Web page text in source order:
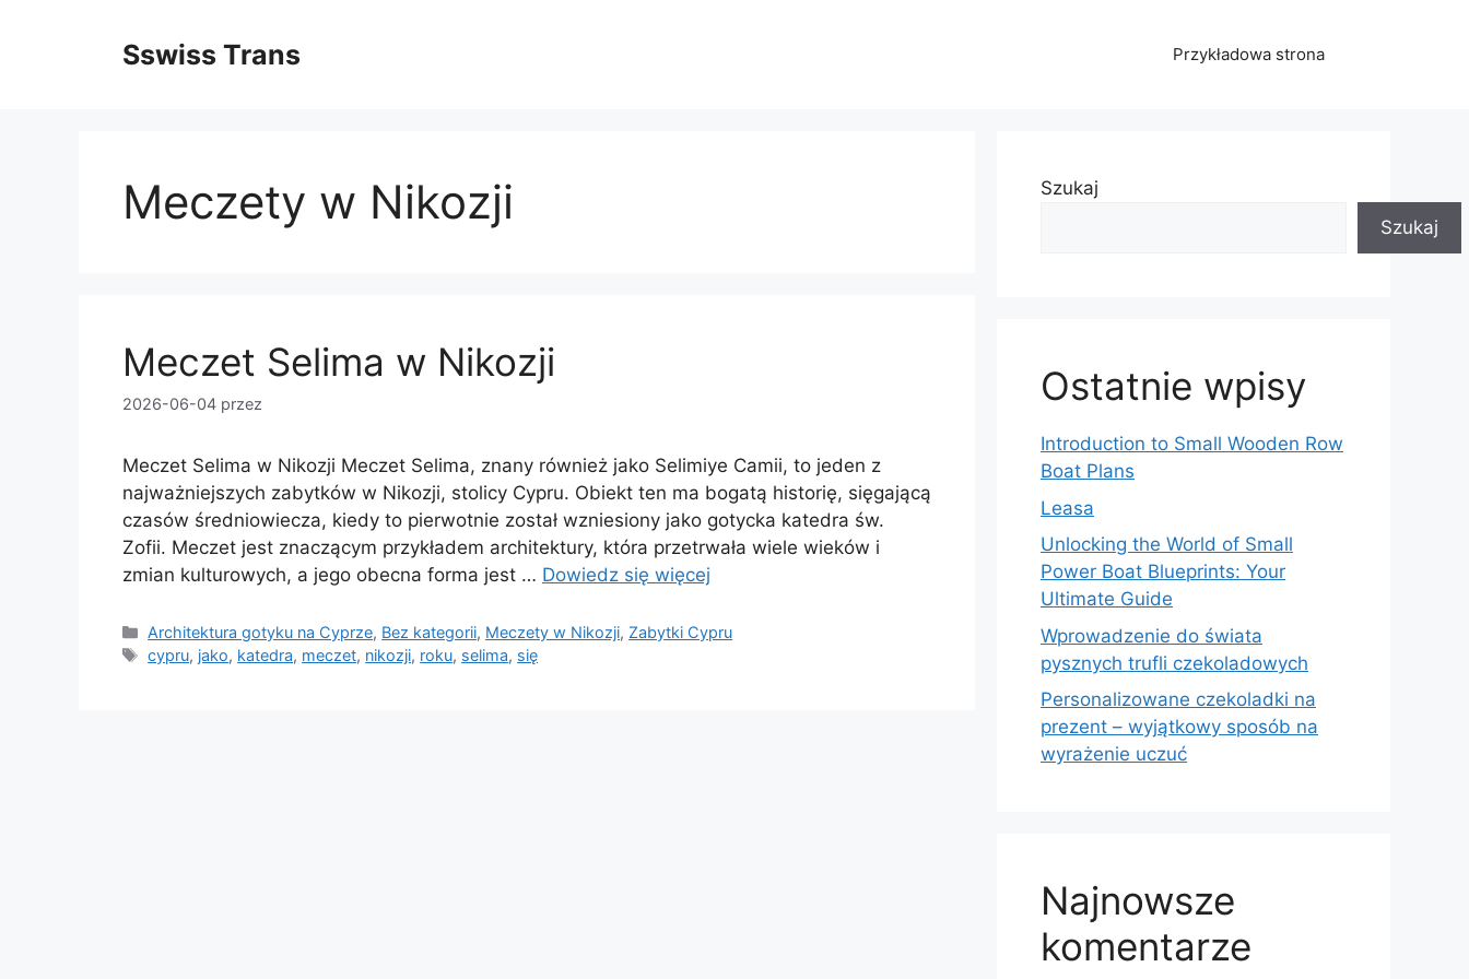
Sswiss Trans Przykładowa strona
Meczety w Nikozji
Meczet Selima w Nikozji
2026-06-04 przez
Meczet Selima w Nikozji Meczet Selima, znany również jako Selimiye Camii, to jeden z
najważniejszych zabytków w Nikozji, stolicy Cypru. Obiekt ten ma bogatą historię, sięgającą
czasów średniowiecza, kiedy to pierwotnie został wzniesiony jako gotycka katedra św.
Zofii. Meczet jest znaczącym przykładem architektury, która przetrwała wiele wieków i
zmian kulturowych, a jego obecna forma jest … Dowiedz się więcej
Kategorie
Architektura gotyku na Cyprze, Bez kategorii, Meczety w Nikozji, Zabytki Cypru
Tagi
cypru, jako, katedra, meczet, nikozji, roku, selima, się
Szukaj
Szukaj
Ostatnie wpisy
Introduction to Small Wooden Row
Boat Plans
Leasa
Unlocking the World of Small
Power Boat Blueprints: Your
Ultimate Guide
Wprowadzenie do świata
pysznych trufli czekoladowych
Personalizowane czekoladki na
prezent – wyjątkowy sposób na
wyrażenie uczuć
Najnowsze
komentarze